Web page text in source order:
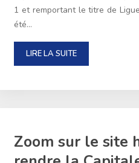
1 et remportant le titre de
été…
LIRE LA SUITE
Zoom sur le site